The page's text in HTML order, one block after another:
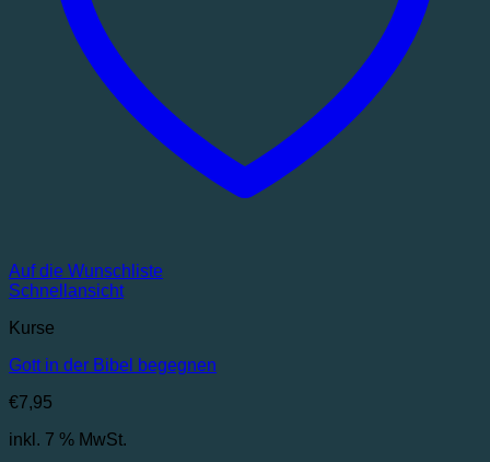
Auf die Wunschliste
Schnellansicht
Kurse
Gott in der Bibel begegnen
€7,95
inkl. 7 % MwSt.